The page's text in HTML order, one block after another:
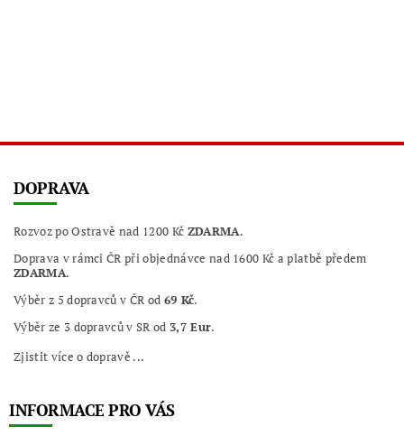
DOPRAVA
Rozvoz po Ostravě nad 1200 Kč ZDARMA.
Doprava v rámci ČR při objednávce nad 1600 Kč a platbě předem
ZDARMA.
Výběr z 5 dopravců v ČR od 69 Kč.
Výběr ze 3 dopravců v SR od 3,7 Eur.
Zjistit více o dopravě ...
INFORMACE PRO VÁS